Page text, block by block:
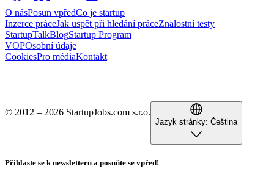
O násPosun vpředCo je startup
Inzerce práceJak uspět při hledání práceZnalostní testy
StartupTalkBlogStartup Program
VOPOsobní údaje
CookiesPro médiaKontakt
© 2012 – 2026 StartupJobs.com s.r.o.
Jazyk stránky: Čeština
Přihlaste se k newsletteru a posuňte se vpřed!